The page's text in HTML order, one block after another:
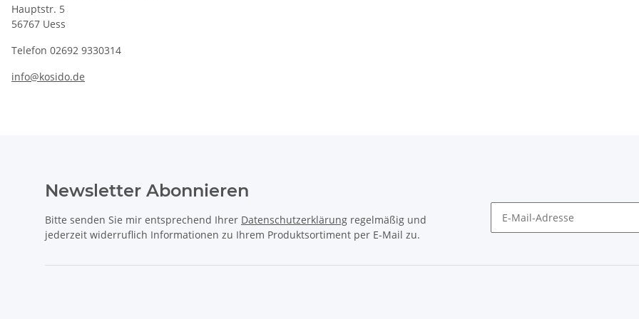
Hauptstr. 5
56767 Uess
Telefon 02692 9330314
info@kosido.de
Newsletter Abonnieren
Bitte senden Sie mir entsprechend Ihrer Datenschutzerklärung regelmäßig und
jederzeit widerruflich Informationen zu Ihrem Produktsortiment per E-Mail zu.